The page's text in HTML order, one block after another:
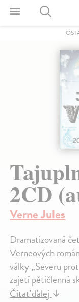
2CD
Verne Jules
Dramatizovaná
Verneových
války „Severu
zajetí pětičlenná
Čítať ďalej↓